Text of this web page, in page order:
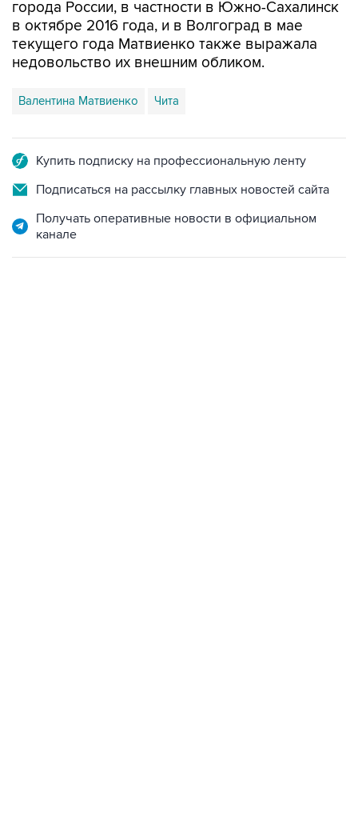
текущего года Матвиенко также выражала
недовольство их внешним обликом.
Валентина Матвиенко Чита
Подписаться на рассылку главных новостей сайта
Получать оперативные новости в официальном